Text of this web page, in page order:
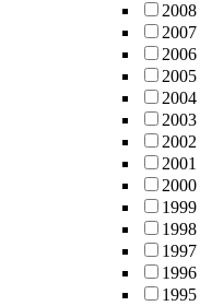
2008
2007
2006
2005
2004
2003
2002
2001
2000
1999
1998
1997
1996
1995